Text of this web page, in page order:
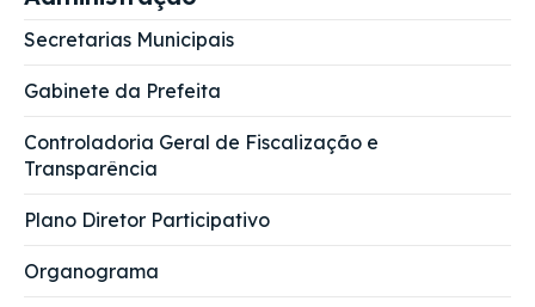
Secretarias Municipais
Gabinete da Prefeita
Controladoria Geral de Fiscalização e
Transparência
Plano Diretor Participativo
Organograma